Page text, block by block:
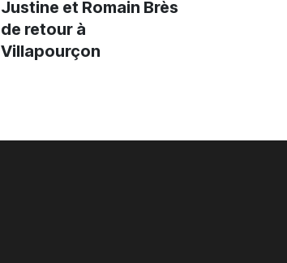
Justine et Romain Brès
de retour à
Villapourçon